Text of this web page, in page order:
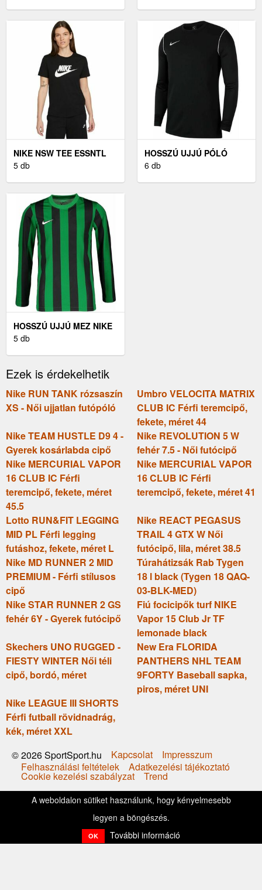
NIKE NSW TEE ESSNTL
ICON FUTURA - NŐI
5 db
HOSSZÚ UJJÚ PÓLÓ
NIKE Y NK DF PARK20
6 db
HOSSZÚ UJJÚ MEZ NIKE
Y NK DIVISION 4 DRY LS
5 db
Ezek is érdekelhetik
Nike RUN TANK rózsaszín
XS - Női ujjatlan futópóló
Umbro VELOCITA MATRIX
CLUB IC Férfi teremcipő,
fekete, méret 44
Nike TEAM HUSTLE D9 4 -
Gyerek kosárlabda cipő
Nike REVOLUTION 5 W
fehér 7.5 - Női futócipő
Nike MERCURIAL VAPOR
16 CLUB IC Férfi
teremcipő, fekete, méret
45.5
Nike MERCURIAL VAPOR
16 CLUB IC Férfi
teremcipő, fekete, méret 41
Lotto RUN&FIT LEGGING
MID PL Férfi legging
futáshoz, fekete, méret L
Nike REACT PEGASUS
TRAIL 4 GTX W Női
futócipő, lila, méret 38.5
Nike MD RUNNER 2 MID
PREMIUM - Férfi stílusos
cipő
Túrahátizsák Rab Tygen
18 l black (Tygen 18 QAQ-
03-BLK-MED)
Nike STAR RUNNER 2 GS
fehér 6Y - Gyerek futócipő
Fiú focicipők turf NIKE
Vapor 15 Club Jr TF
lemonade black
Skechers UNO RUGGED -
FIESTY WINTER Női téli
cipő, bordó, méret
New Era FLORIDA
PANTHERS NHL TEAM
9FORTY Baseball sapka,
piros, méret UNI
Nike LEAGUE III SHORTS
Férfi futball rövidnadrág,
kék, méret XXL
© 2026 SportSport.hu
Kapcsolat
Impresszum
Felhasználási feltételek
Adatkezelési tájékoztató
Cookie kezelési szabályzat Trend
A weboldalon sütiket használunk, hogy kényelmesebb
legyen a böngészés.
OK További információ